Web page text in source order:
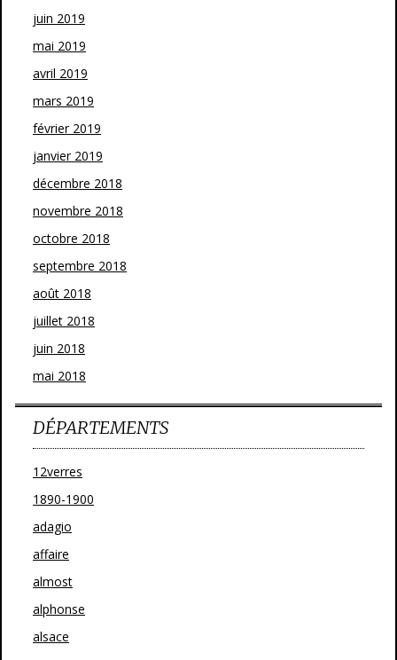
juin 2019
mai 2019
avril 2019
mars 2019
février 2019
janvier 2019
décembre 2018
novembre 2018
octobre 2018
septembre 2018
août 2018
juillet 2018
juin 2018
mai 2018
DÉPARTEMENTS
12verres
1890-1900
adagio
affaire
almost
alphonse
alsace